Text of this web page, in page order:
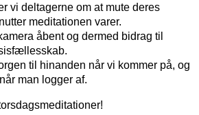
vi deltagerne om at mute deres
meditationen varer.
åbent og dermed bidrag til
til hinanden når vi kommer på, og
man logger af.